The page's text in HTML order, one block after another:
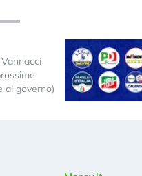
al governo)